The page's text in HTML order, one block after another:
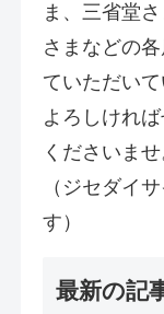
ま、三省堂
さまなどの
ていただいて
よろしけれ
くださいませ
（ジセダイ
す）
最新の記